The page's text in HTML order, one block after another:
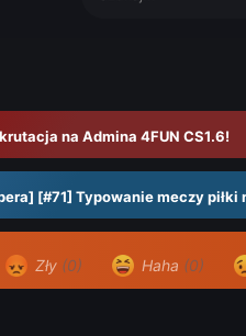
na Admina 4FUN CS1.6!
[#71] Typowanie meczy piłki
Zły (0) Haha (0)